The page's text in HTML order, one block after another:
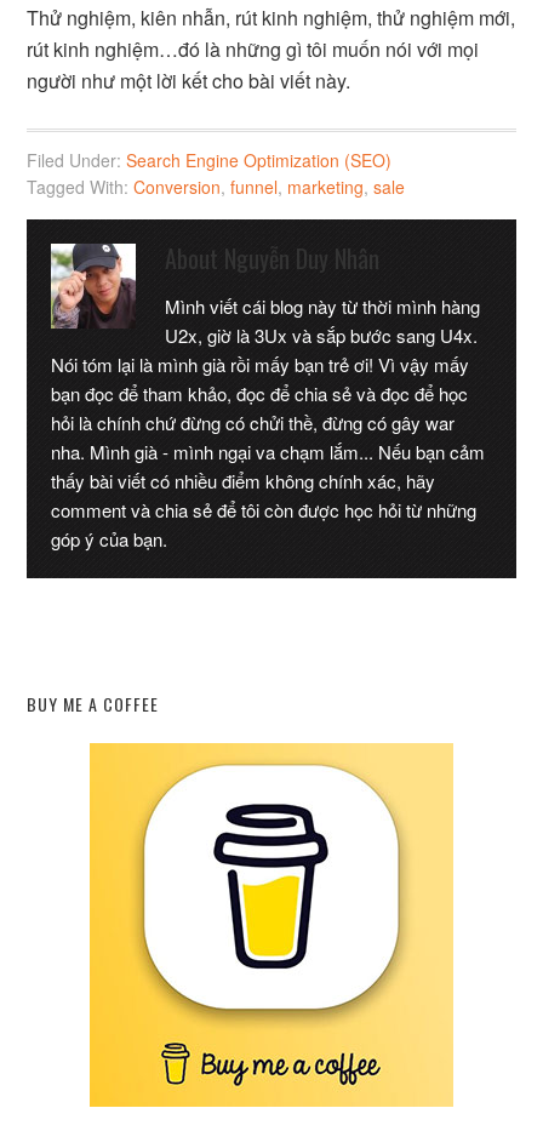
Thử nghiệm, kiên nhẫn, rút kinh nghiệm, thử nghiệm mới,
rút kinh nghiệm…đó là những gì tôi muốn nói với mọi
người như một lời kết cho bài viết này.
Filed Under:Search Engine Optimization (SEO)
Tagged With:Conversion,funnel, marketing,sale
About Nguyễn Duy Nhân
Mình viết cái blog này từ thời mình hàng
U2x, giờ là 3Ux và sắp bước sang U4x.
Nói tóm lại là mình già rồi mấy bạn trẻ ơi! Vì vậy mấy
bạn đọc để tham khảo, đọc để chia sẻ và đọc để học
hỏi là chính chứ đừng có chửi thề, đừng có gây war
nha. Mình già - mình ngại va chạm lắm... Nếu bạn cảm
thấy bài viết có nhiều điểm không chính xác, hãy
comment và chia sẻ để tôi còn được học hỏi từ những
góp ý của bạn.
BUY ME A COFFEE